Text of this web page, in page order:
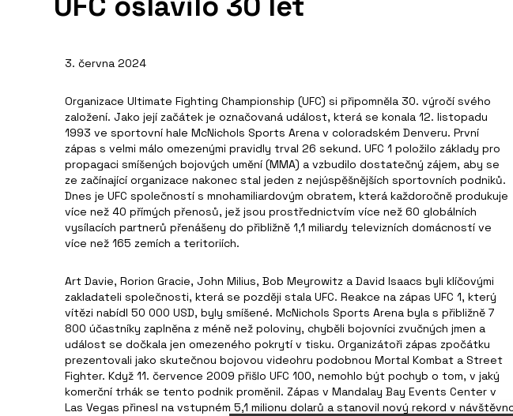
3. června 2024
Organizace Ultimate Fighting Championship (UFC) si připomněla 30. výročí svého
založení. Jako její začátek je označovaná událost, která se konala 12. listopadu
1993 ve sportovní hale McNichols Sports Arena v coloradském Denveru. První
zápas s velmi málo omezenými pravidly trval 26 sekund. UFC 1 položilo základy pro
propagaci smíšených bojových umění (MMA) a vzbudilo dostatečný zájem, aby se
ze začínající organizace nakonec stal jeden z nejúspěšnějších sportovních podniků.
Dnes je UFC společností s mnohamiliardovým obratem, která každoročně produkuje
více než 40 přímých přenosů, jež jsou prostřednictvím více než 60 globálních
vysílacích partnerů přenášeny do přibližně 1,1 miliardy televizních domácností ve
více než 165 zemích a teritoriích.
Art Davie, Rorion Gracie, John Milius, Bob Meyrowitz a David Isaacs byli klíčovými
zakladateli společnosti, která se později stala UFC. Reakce na zápas UFC 1, který
vítězi nabídl 50 000 USD, byly smíšené. McNichols Sports Arena byla s přibližně 7
800 účastníky zaplněna z méně než poloviny, chyběli bojovníci zvučných jmen a
událost se dočkala jen omezeného pokrytí v tisku. Organizátoři zápas zpočátku
prezentovali jako skutečnou bojovou videohru podobnou Mortal Kombat a Street
Fighter. Když 11. července 2009 přišlo UFC 100, nemohlo být pochyb o tom, v jaký
komerční trhák se tento podnik proměnil. Zápas v Mandalay Bay Events Center v
Las Vegas přinesl na vstupném 5,1 milionu dolarů a stanovil nový rekord v